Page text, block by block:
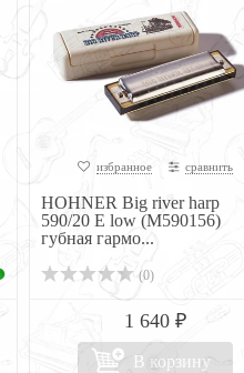
избранное сравнить
HOHNER Big river harp
590/20 E low (M590156)
губная гармо...
(0)
1 640 ₽
В корзину